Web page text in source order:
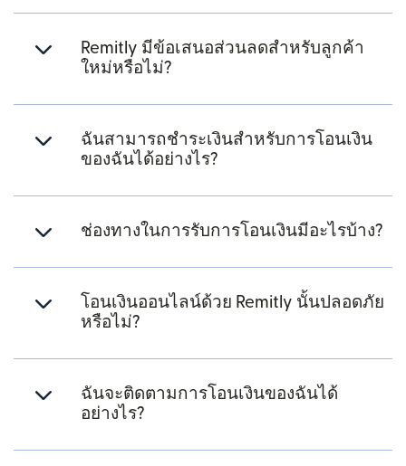
Remitly มีข้อเสนอส่วนลดสำหรับลูกค้า
ใหม่หรือไม่?
ฉันสามารถชำระเงินสำหรับการโอนเงิน
ของฉันได้อย่างไร?
ช่องทางในการรับการโอนเงินมีอะไรบ้าง?
โอนเงินออนไลน์ด้วย Remitly นั้นปลอดภัย
หรือไม่?
ฉันจะติดตามการโอนเงินของฉันได้
อย่างไร?